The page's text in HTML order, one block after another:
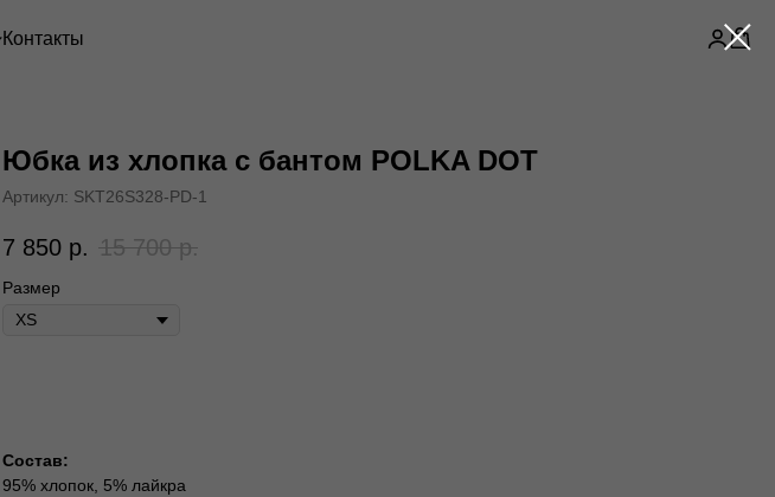
Контакты
Юбка из хлопка с бантом POLKA DOT
Артикул: SKT26S328-PD-1
7 850 р. 15 700 р.
Размер
Состав:
95% хлопок, 5% лайкра